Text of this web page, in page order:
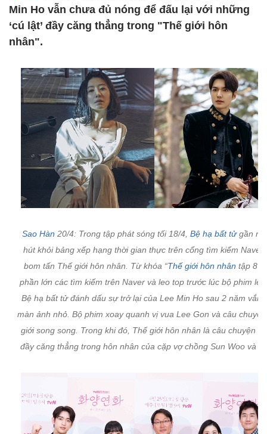
Min Ho vẫn chưa đủ nóng để đấu lại với những
‘cú lật’ đầy căng thẳng trong "Thế giới hôn
nhân".
Sao Hàn 20/4: Trong tập phát sóng tối 18/4, Bệ hạ bất tửgần
hút khỏi bảng xếp hạng thời gian thực trên cổng tìm kiếm Naver
bom tấn Thế giới hôn nhân. Từ khóa “Thế giới hôn nhân tập 8”
phần lớn các tìm kiếm trên Naver và leo top trước lúc bộ phim
Bệ hạ bất tử đánh dấu sự trở lại của Lee Min Ho sau 2 năm
màn ảnh nhỏ. Bộ phim xoay quanh vị vua Lee Gon và câu
giới song song. Trong khi đó, Thế giới hôn nhân là câu chuyện
đầy căng thẳng trong hôn nhân của cặp vợ chồng Sun Woo và